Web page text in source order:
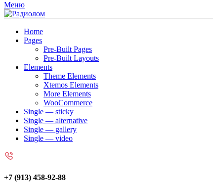
Меню
Home
Pages
Pre-Built Pages
Pre-Built Layouts
Elements
Theme Elements
Xtemos Elements
More Elements
WooCommerce
Single — sticky
Single — alternative
Single — gallery
Single — video
+7 (913) 458-92-88